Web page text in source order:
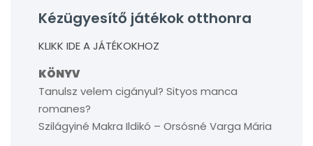
Kézügyesítő játékok otthonra
KLIKK IDE A JÁTÉKOKHOZ
KÖNYV
Tanulsz velem cigányul? Sityos manca
romanes?
Szilágyiné Makra Ildikó – Orsósné Varga Mária